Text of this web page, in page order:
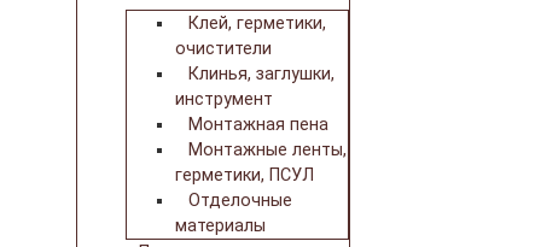
Клей, герметики,
очистители
Клинья, заглушки,
инструмент
Монтажная пена
Монтажные ленты,
герметики, ПСУЛ
Отделочные
материалы